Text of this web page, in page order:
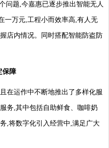
问题,今嘉惠已逐步推出智能无人
一万元,工程小而效率高,有人无
店内情况。同时搭配智能防盗防
保障
在运作中不断地推出了多样化服
务,其中包括自助鲜食、咖啡奶
,将数字化引入经营中,满足广大